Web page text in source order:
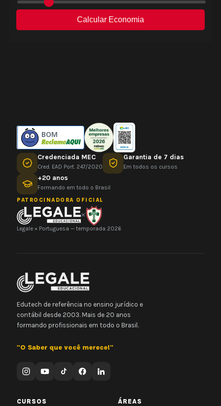
BOM
Credenciada MEC
Cred. EAD Port. 247/2020
Garantia de 7 dias
Em todos os cursos
+20 anos
Formando em todo o Brasil
PATROCINADORA OFICIAL
×
Legale × Portuguesa — temporada 2026
Edutech de referência no ensino jurídico e
contábil desde 2003. Mais de 20 anos
formando profissionais em todo o Brasil.
"O Saber que você merece!"
CURSOS ÁREAS